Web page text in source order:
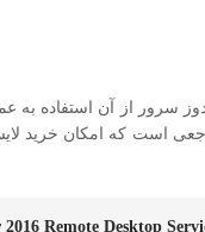
Remote Desktop